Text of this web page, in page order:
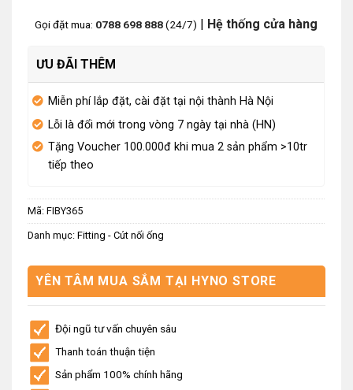
Gọi đặt mua: 0788 698 888(24/7) | Hệ thống cửa hàng
ƯU ĐÃI THÊM
Miễn phí lắp đặt, cài đặt tại nội thành Hà Nội
Lỗi là đổi mới trong vòng 7 ngày tại nhà (HN)
Tặng Voucher 100.000đ khi mua 2 sản phẩm >10tr
tiếp theo
Mã: FIBY365
Danh mục: Fitting - Cút nối ống
YÊN TÂM MUA SẮM TẠI HYNO STORE
Đội ngũ tư vấn chuyên sâu
Thanh toán thuận tiện
Sản phẩm 100% chính hãng